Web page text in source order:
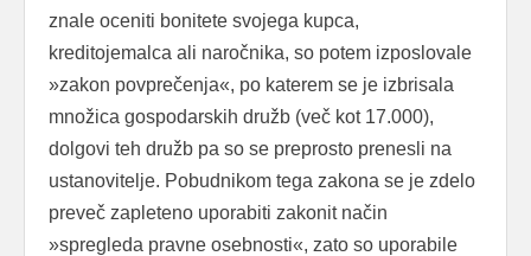
znale oceniti bonitete svojega kupca,
kreditojemalca ali naročnika, so potem izposlovale
»zakon povprečenja«, po katerem se je izbrisala
množica gospodarskih družb (več kot 17.000),
dolgovi teh družb pa so se preprosto prenesli na
ustanovitelje. Pobudnikom tega zakona se je zdelo
preveč zapleteno uporabiti zakonit način
»spregleda pravne osebnosti«, zato so uporabile